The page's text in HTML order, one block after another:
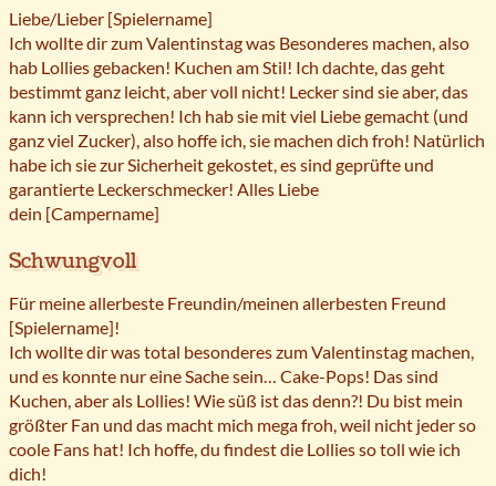
Liebe/Lieber [Spielername]
Ich wollte dir zum Valentinstag was Besonderes machen, also
hab Lollies gebacken! Kuchen am Stil! Ich dachte, das geht
bestimmt ganz leicht, aber voll nicht! Lecker sind sie aber, das
kann ich versprechen! Ich hab sie mit viel Liebe gemacht (und
ganz viel Zucker), also hoffe ich, sie machen dich froh! Natürlich
habe ich sie zur Sicherheit gekostet, es sind geprüfte und
garantierte Leckerschmecker! Alles Liebe
dein [Campername]
Schwungvoll
Für meine allerbeste Freundin/meinen allerbesten Freund
[Spielername]!
Ich wollte dir was total besonderes zum Valentinstag machen,
und es konnte nur eine Sache sein… Cake-Pops! Das sind
Kuchen, aber als Lollies! Wie süß ist das denn?! Du bist mein
größter Fan und das macht mich mega froh, weil nicht jeder so
coole Fans hat! Ich hoffe, du findest die Lollies so toll wie ich
dich!